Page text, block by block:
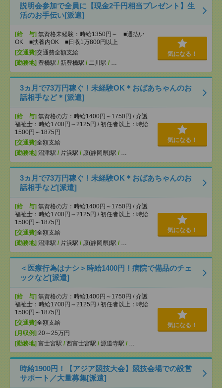
説明会参加で全員に【現金2千円相当プレゼント】生
活のお手伝い[派遣]
[給 与] 無資格未経験：時給1350円～ ■週払い
OK ■扶養内OK ■日収1万800円以上
[交通費]交通費全額支給
[勤務地] 豊橋駅 / 新豊橋駅 / 二川駅 / …
気になる！
3ヵ月で73万円稼ぐ！未経験OK＊おばあちゃんのお
話相手など＊[派遣]
[給 与] 無資格の方：時給1400円～1750円 / 介護
福祉士：時給1700円～2125円 / 初任者以上：時給
1500円～1875円
[交通費]全額支給
[勤務地] 沼津駅 / 片浜駅 / 原(静岡県)駅 / …
気になる！
3ヵ月で73万円稼ぐ！未経験OK＊おばあちゃんのお
話相手など[派遣]
[給 与] 無資格の方：時給1400円～1750円 / 介護
福祉士：時給1700円～2125円 / 初任者以上：時給
1500円～1875円
[交通費]全額支給
[勤務地] 沼津駅 / 片浜駅 / 原(静岡県)駅 / …
気になる！
＜医療行為はナシ＞時給1400円！病院で備品のチェ
ックなど[派遣]
[給 与] 無資格の方：時給1400円～1750円 / 介護
福祉士：時給1700円～2125円 / 初任者以上：時給
1500円～1875円
[交通費]全額支給
[月収例] 20～25万円
[勤務地] 富士宮駅 / 西富士宮駅 / 源道寺駅 / …
気になる！
時給1900円！【アジア競技大会】競技会場での設営
サポート／大量募集[派遣]